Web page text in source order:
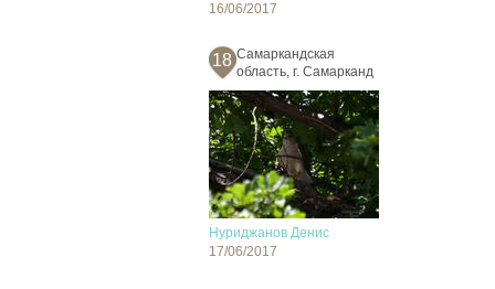
16/06/2017
18 Самаркандская
область, г. Самарканд
Нуриджанов Денис
17/06/2017